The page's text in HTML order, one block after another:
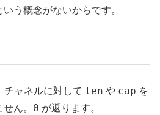
う概念がないからです。
チャネルに対して len や cap を
ん。 0 が返ります。